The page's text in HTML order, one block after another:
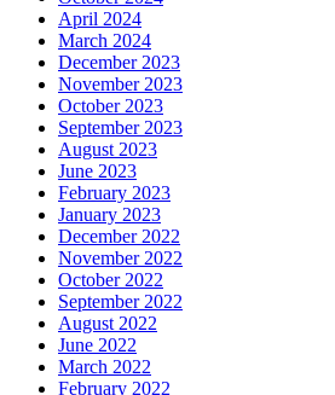
April 2024
March 2024
December 2023
November 2023
October 2023
September 2023
August 2023
June 2023
February 2023
January 2023
December 2022
November 2022
October 2022
September 2022
August 2022
June 2022
March 2022
February 2022